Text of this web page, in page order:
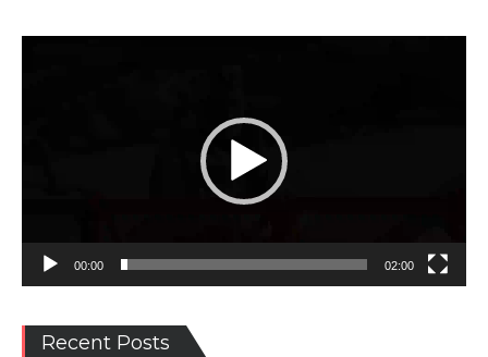
00:00 02:00
Recent Posts